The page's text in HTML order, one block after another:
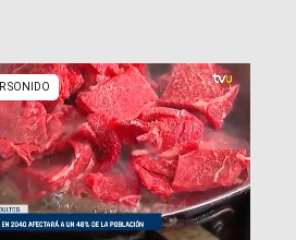
Radio UdeC
Noticias UdeC
La Discusión